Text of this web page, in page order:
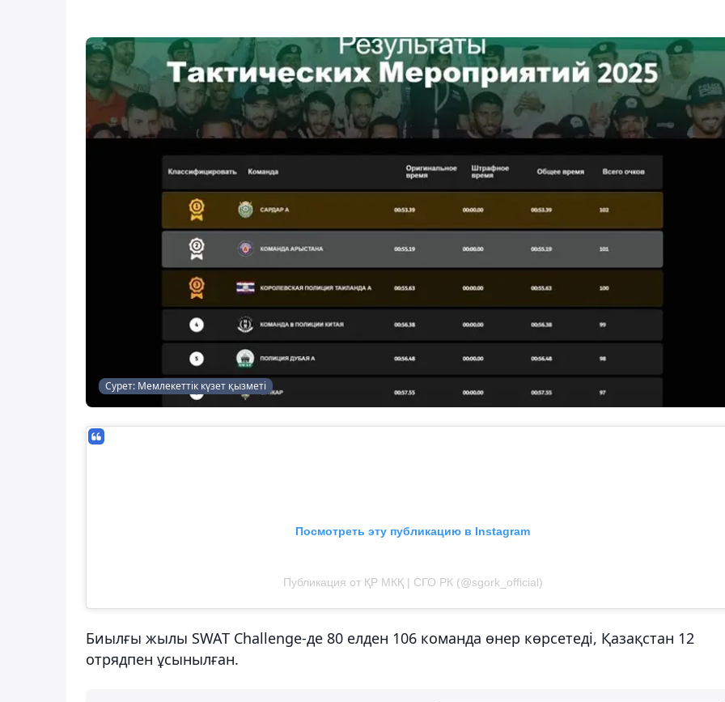
Сурет: Мемлекеттік күзет қызметі
Посмотреть эту публикацию в Instagram
Публикация от ҚР МКҚ | СГО РК (@sgork_official)
Биылғы жылы SWAT Challenge-де 80 елден 106 команда өнер көрсетеді, Қазақстан 12
отрядпен ұсынылған.